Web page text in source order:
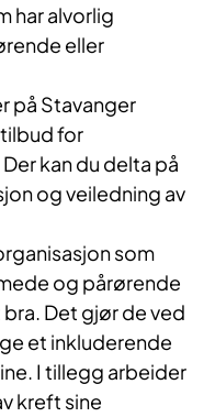
har alvorlig
eller
på Stavanger
for
kan du delta på
og veiledning av
som
og pårørende
bra. Det gjør de ved
et inkluderende
I tillegg arbeider
kreft sine